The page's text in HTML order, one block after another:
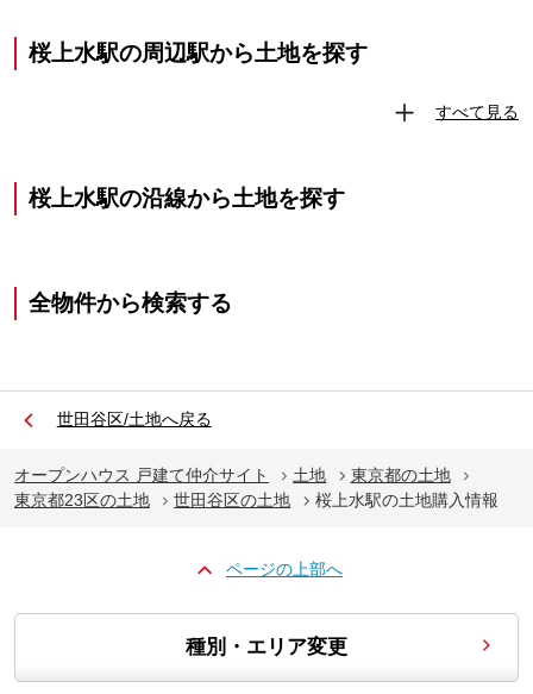
桜上水駅の周辺駅から土地を探す
すべて見る
桜上水駅の沿線から土地を探す
全物件から検索する
世田谷区/土地へ戻る
オープンハウス 戸建て仲介サイト 土地
東京都の土地
東京都23区の土地
世田谷区の土地 桜上水駅の土地購入情報
ページの上部へ
種別・エリア変更